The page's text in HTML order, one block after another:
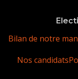
Bilan de notre
Nos candidats